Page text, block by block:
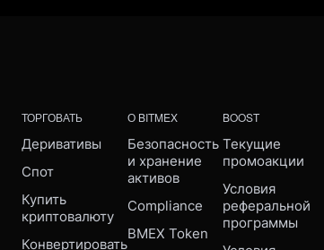
ТОРГОВАТЬ
Деривативы
Спот
Купить
криптовалюту
Конвертировать
О BITMEX
Безопасность
и хранение
активов
Compliance
BMEX Token
BOOST
Текущие
промоакции
Условия
реферальной
программы